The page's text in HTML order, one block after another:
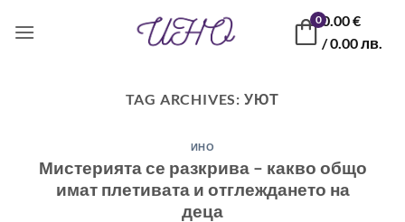
00.00€
/ 0.00 лв.
TAG ARCHIVES: УЮТ
ИНО
Мистерията се разкрива – какво общо
имат плетивата и отглеждането на
деца